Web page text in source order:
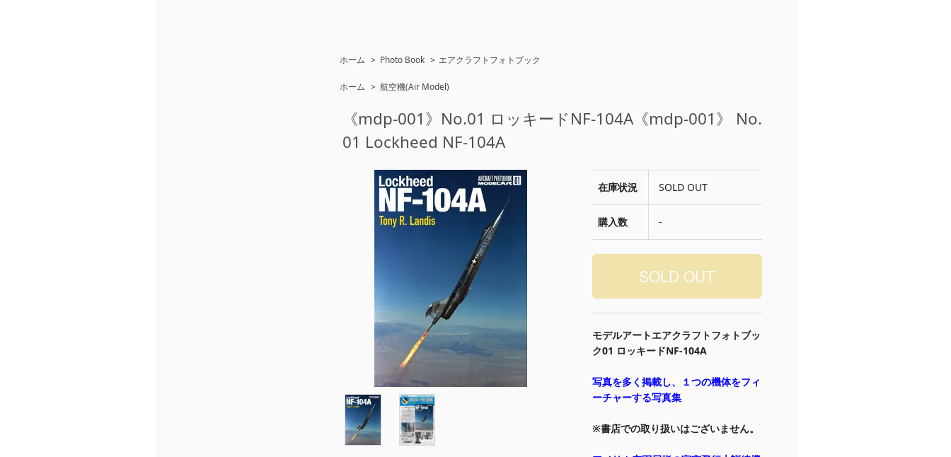
ホーム > Photo Book > エアクラフトフォトブック
ホーム > 航空機(Air Model)
《mdp-001》No.01 ロッキードNF-104A《mdp-001》 No.
01 Lockheed NF-104A
在庫状況 SOLD OUT
購入数 -
モデルアートエアクラフトフォトブッ
ク01 ロッキードNF-104A
写真を多く掲載し、１つの機体をフィ
ーチャーする写真集
※書店での取り扱いはございません。